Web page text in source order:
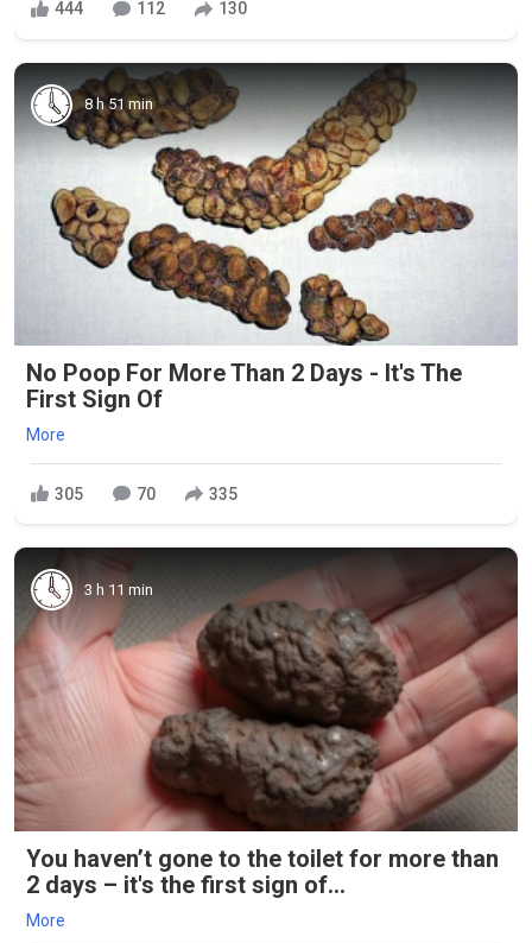
444 112 130
8 h 51 min
No Poop For More Than 2 Days - It's The
First Sign Of
More
305 70 335
3 h 11 min
You haven’t gone to the toilet for more than
2 days – it's the first sign of...
More